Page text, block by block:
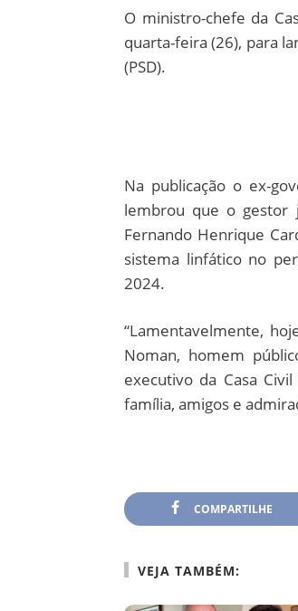
O ministro-chefe da
quarta-feira (26), para
(PSD).
Na publicação o ex-
lembrou que o gestor
Fernando Henrique
sistema linfático no
2024.
“Lamentavelmente,
Noman, homem
executivo da Casa
família, amigos e
COMPARTILHE
VEJA TAMBÉM: